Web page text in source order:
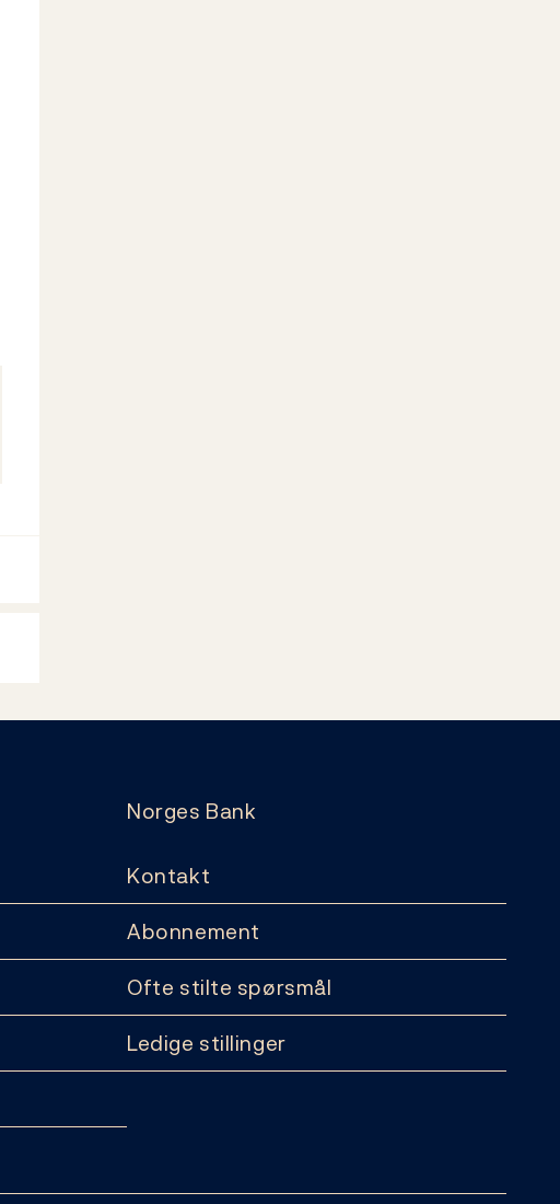
Norges Bank
Kontakt
Abonnement
Ofte stilte spørsmål
Ledige stillinger